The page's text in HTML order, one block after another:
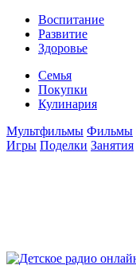
Воспитание
Развитие
Здоровье
Семья
Покупки
Кулинария
Мультфильмы Фильмы
Игры Поделки Занятия